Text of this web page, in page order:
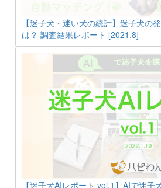
【迷子犬・迷い犬の統計】迷子犬の
は？ 調査結果レポート [2021.8]
【迷子犬AIレポート vol.1】AIで迷子